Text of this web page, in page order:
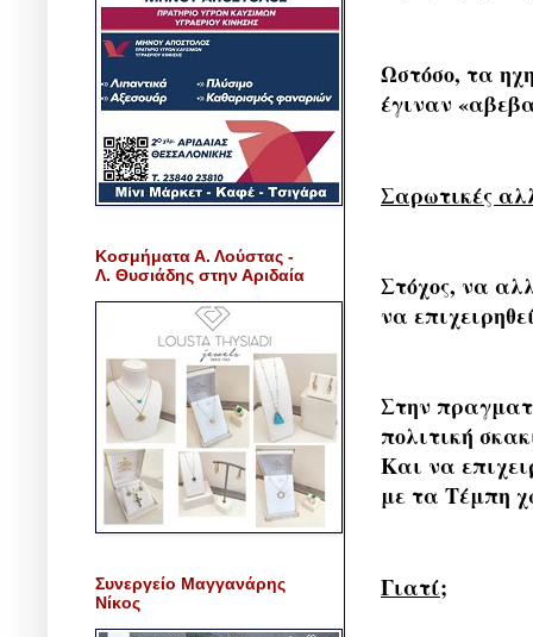
Ωστόσο, τα
έγιναν
Σαρωτικές
Στόχος, να
να
Στην
πολιτική
Και να
με τα Τέμπη
Γιατί;
Κοσμήματα Α. Λούστας -
Λ. Θυσιάδης στην Αριδαία
Συνεργείο Μαγγανάρης
Νίκος